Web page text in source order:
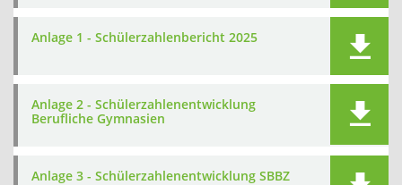
Anlage 1 - Schülerzahlenbericht 2025
Anlage 2 - Schülerzahlenentwicklung
Berufliche Gymnasien
Anlage 3 - Schülerzahlenentwicklung SBBZ